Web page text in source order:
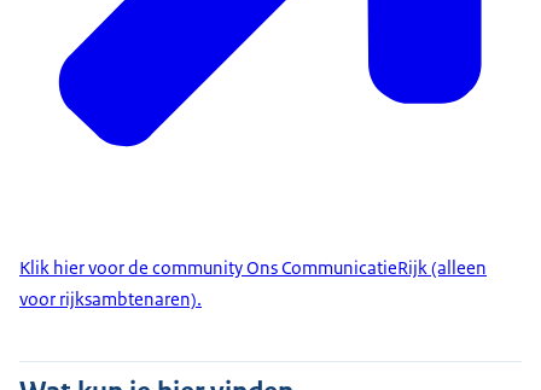
Klik hier voor de community Ons CommunicatieRijk (alleen
voor rijksambtenaren).